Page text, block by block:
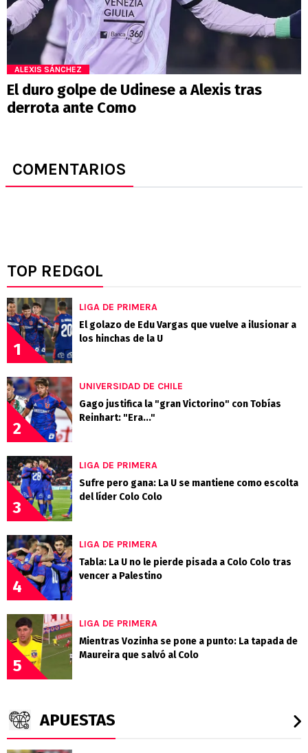
ALEXIS SÁNCHEZ
El duro golpe de Udinese a Alexis tras
derrota ante Como
COMENTARIOS
TOP REDGOL
1
LIGA DE PRIMERA
El golazo de Edu Vargas que vuelve a ilusionar a
los hinchas de la U
2
UNIVERSIDAD DE CHILE
Gago justifica la "gran Victorino" con Tobías
Reinhart: "Era..."
3
LIGA DE PRIMERA
Sufre pero gana: La U se mantiene como escolta
del líder Colo Colo
4
LIGA DE PRIMERA
Tabla: La U no le pierde pisada a Colo Colo tras
vencer a Palestino
5
LIGA DE PRIMERA
Mientras Vozinha se pone a punto: La tapada de
Maureira que salvó al Colo
APUESTAS